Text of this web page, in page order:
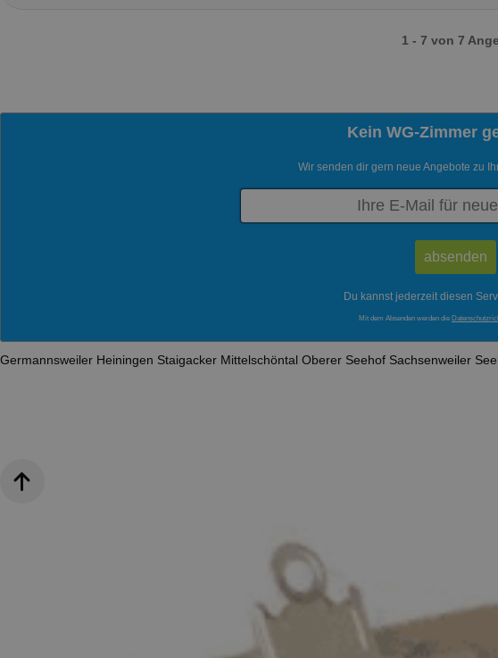
1 - 7 von 7
Kein WG-Zimmer
Wir senden dir gern neue Angebote zu
Du kannst jederzeit diesen
Mit dem Absenden werden die
Germannsweiler Heiningen Staigacker Mittelschöntal Oberer Seehof Sachsenweiler